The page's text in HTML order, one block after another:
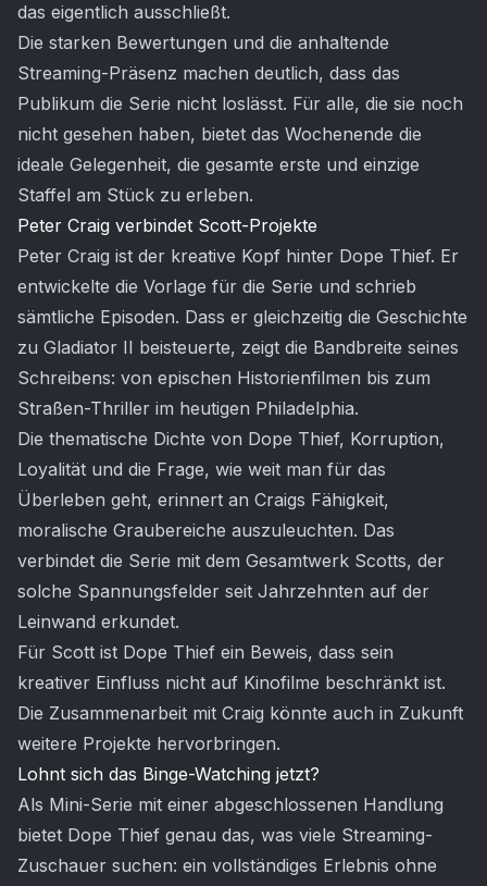
das eigentlich ausschließt.
Die starken Bewertungen und die anhaltende
Streaming-Präsenz machen deutlich, dass das
Publikum die Serie nicht loslässt. Für alle, die sie noch
nicht gesehen haben, bietet das Wochenende die
ideale Gelegenheit, die gesamte erste und einzige
Staffel am Stück zu erleben.
Peter Craig verbindet Scott-Projekte
Peter Craig ist der kreative Kopf hinter Dope Thief. Er
entwickelte die Vorlage für die Serie und schrieb
sämtliche Episoden. Dass er gleichzeitig die Geschichte
zu Gladiator II beisteuerte, zeigt die Bandbreite seines
Schreibens: von epischen Historienfilmen bis zum
Straßen-Thriller im heutigen Philadelphia.
Die thematische Dichte von Dope Thief, Korruption,
Loyalität und die Frage, wie weit man für das
Überleben geht, erinnert an Craigs Fähigkeit,
moralische Graubereiche auszuleuchten. Das
verbindet die Serie mit dem Gesamtwerk Scotts, der
solche Spannungsfelder seit Jahrzehnten auf der
Leinwand erkundet.
Für Scott ist Dope Thief ein Beweis, dass sein
kreativer Einfluss nicht auf Kinofilme beschränkt ist.
Die Zusammenarbeit mit Craig könnte auch in Zukunft
weitere Projekte hervorbringen.
Lohnt sich das Binge-Watching jetzt?
Als Mini-Serie mit einer abgeschlossenen Handlung
bietet Dope Thief genau das, was viele Streaming-
Zuschauer suchen: ein vollständiges Erlebnis ohne